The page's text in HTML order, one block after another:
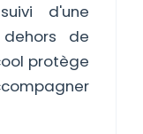
d'une
de
protège